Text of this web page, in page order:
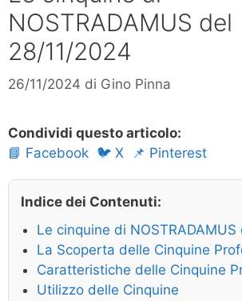
NOSTRADAMUS del
28/11/2024
26/11/2024 di Gino Pinna
Condividi questo articolo:
📘 Facebook 🐦 X 📌 Pinterest
Indice dei Contenuti:
Le cinquine di
La Scoperta delle Cinquine
Caratteristiche delle Cinquine
Utilizzo delle Cinquine